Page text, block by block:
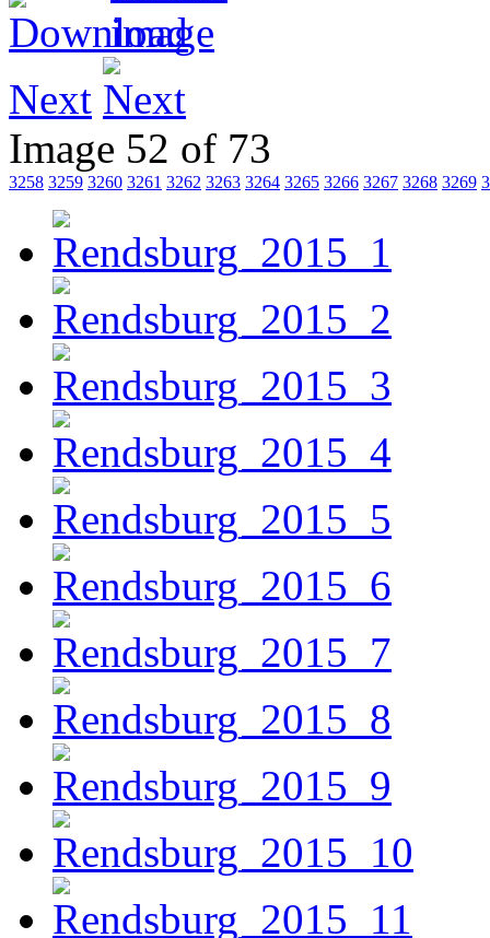
Next
Image 52 of 73
3258 3259 3260 3261 3262 3263 3264 3265 3266 3267 3268 3269